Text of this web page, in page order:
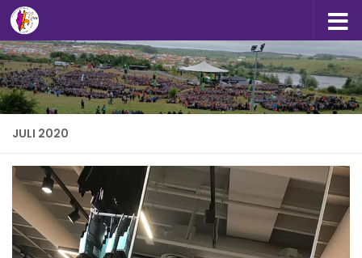
Doorgaan naar inhoud
JULI 2020